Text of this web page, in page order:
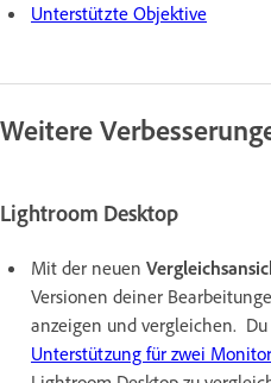
Unterstützte Objektive
Weitere
Lightroom Desktop
Mit der neuen
Versionen deiner
anzeigen und vergleichen.
Unterstützung für zwei